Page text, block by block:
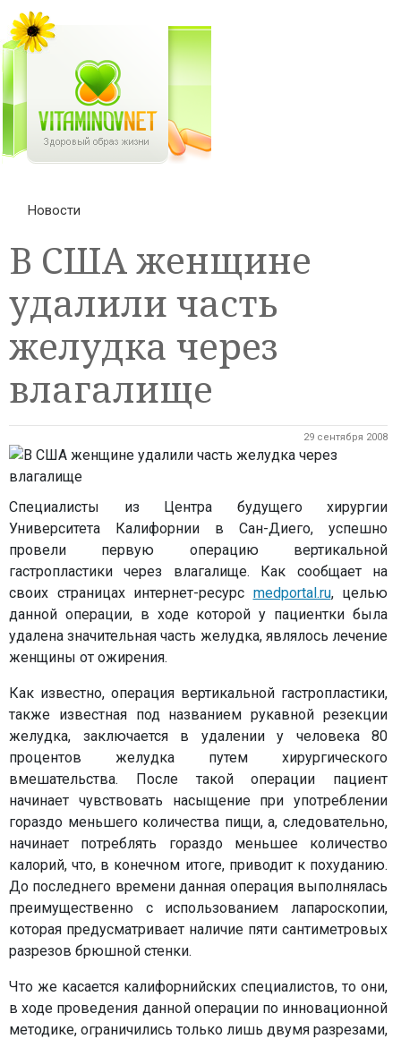
Новости
В США женщине
удалили часть
желудка через
влагалище
29 сентября 2008
Специалисты из Центра будущего хирургии
Университета Калифорнии в Сан-Диего, успешно
провели первую операцию вертикальной
гастропластики через влагалище. Как сообщает на
своих страницах интернет-ресурс medportal.ru, целью
данной операции, в ходе которой у пациентки была
удалена значительная часть желудка, являлось лечение
женщины от ожирения.
Как известно, операция вертикальной гастропластики,
также известная под названием рукавной резекции
желудка, заключается в удалении у человека 80
процентов желудка путем хирургического
вмешательства. После такой операции пациент
начинает чувствовать насыщение при употреблении
гораздо меньшего количества пищи, а, следовательно,
начинает потреблять гораздо меньшее количество
калорий, что, в конечном итоге, приводит к похуданию.
До последнего времени данная операция выполнялась
преимущественно с использованием лапароскопии,
которая предусматривает наличие пяти сантиметровых
разрезов брюшной стенки.
Что же касается калифорнийских специалистов, то они,
в ходе проведения данной операции по инновационной
методике, ограничились только лишь двумя разрезами,